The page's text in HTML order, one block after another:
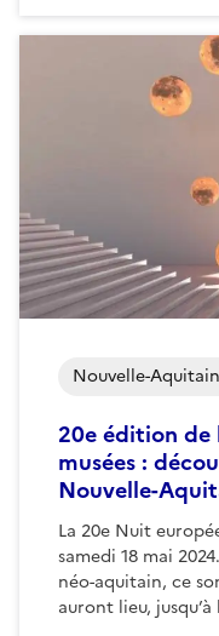
20e édition de
musées :
Nouvelle-
La 20e Nuit
samedi 18 mai
néo-aquitain, ce
auront lieu,
Nouvelle-